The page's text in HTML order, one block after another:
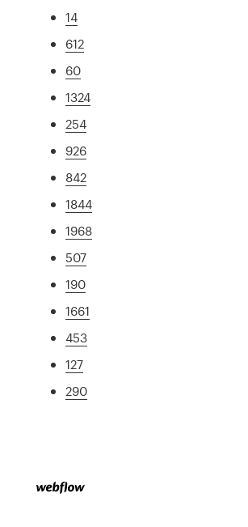
14
612
60
1324
254
926
842
1844
1968
507
190
1661
453
127
290